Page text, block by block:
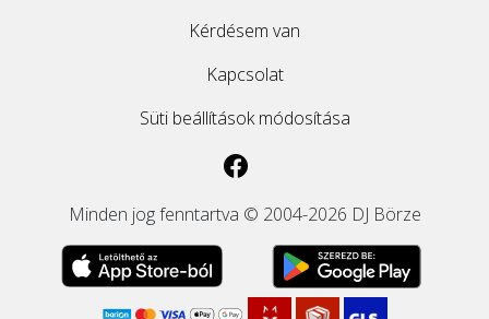
Kérdésem van
Kapcsolat
Süti beállítások módosítása
Minden jog fenntartva © 2004-2026 DJ Börze